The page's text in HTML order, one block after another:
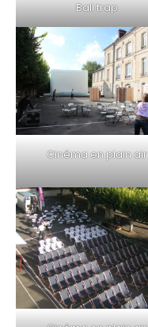
Ball trap
Cinéma en plain air